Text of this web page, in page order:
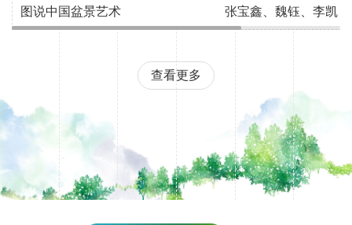
图说中国盆景艺术 张宝鑫、魏钰、李凯
查看更多